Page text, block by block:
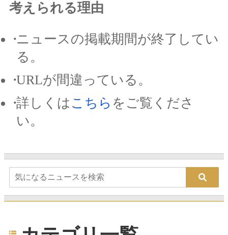
考えられる理由
ニュースの掲載期間が終了してい
る。
URLが間違っている。
詳しくは こちら をご覧くださ
い。